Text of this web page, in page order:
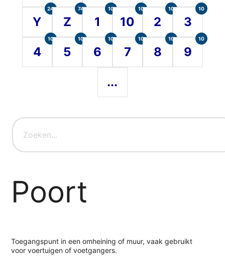
Y
24
Z
74
1
10
10
10
2
10
3
10
4
10
5
10
6
10
7
10
8
10
9
10
...
Poort
Toegangspunt in een omheining of muur, vaak gebruikt
voor voertuigen of voetgangers.